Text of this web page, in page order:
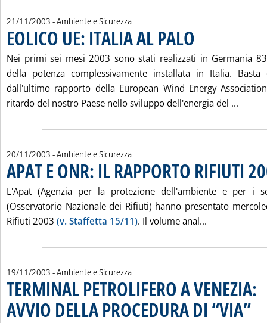
21/11/2003 - Ambiente e Sicurezza
EOLICO UE: ITALIA AL PALO
Nei primi sei mesi 2003 sono stati realizzati in Germania
della potenza complessivamente installata in Italia.
dall'ultimo rapporto della European Wind Energy
ritardo del nostro Paese nello sviluppo dell'energia del ...
20/11/2003 - Ambiente e Sicurezza
APAT E ONR: IL RAPPORTO RIFIUTI
L'Apat (Agenzia per la protezione dell'ambiente e per i
(Osservatorio Nazionale dei Rifiuti) hanno presentato
Rifiuti 2003 (v. Staffetta 15/11). Il volume anal...
19/11/2003 - Ambiente e Sicurezza
TERMINAL PETROLIFERO A VENEZIA:
AVVIO DELLA PROCEDURA DI “VIA”.